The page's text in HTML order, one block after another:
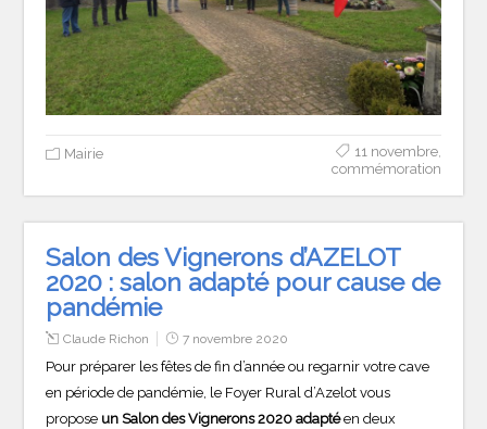
Mairie 11 novembre,
commémoration
Salon des Vignerons d’AZELOT
2020 : salon adapté pour cause de
pandémie
Claude Richon 7 novembre 2020
Pour préparer les fêtes de fin d’année ou regarnir votre cave
en période de pandémie, le Foyer Rural d’Azelot vous
propose un Salon des Vignerons 2020 adaptéen deux